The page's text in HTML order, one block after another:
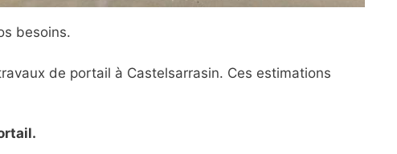
besoins.
de portail à Castelsarrasin. Ces estimations